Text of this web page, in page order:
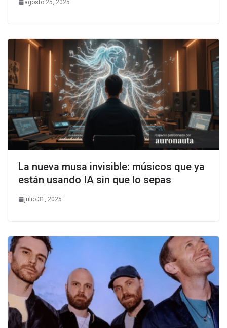
agosto 25, 2025
La nueva musa invisible: músicos que ya
están usando IA sin que lo sepas
julio 31, 2025